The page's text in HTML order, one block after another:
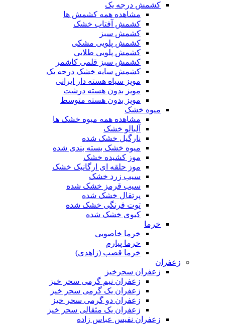
کشمش درجه یک
مشاهده همه کشمش ها
کشمش آفتاب خشک
کشمش سبز
کشمش پلویی مشکی
کشمش پلویی طلایی
کشمش سبز قلمی کاشمر
کشمش سایه خشک درجه یک
مویز سیاه هسته دار ایرانی
مویز بدون هسته درشت
مویز بدون هسته متوسط
میوه خشک
مشاهده همه میوه خشک ها
آلبالو خشک
نارگیل خشک شده
میوه خشک بسته بندی شده
موز کشیده خشک
موز حلقه ای ارگانیک خشک
سیب زرد خشک
سیب قرمز خشک شده
پرتقال خشک شده
توت فرنگی خشک شده
کیوی خشک شده
خرما
خرما خاصویی
خرما پیارم
خرما قصب (زاهدی)
زعفران
زعفران سحرخیز
زعفران نیم گرمی سحر خیز
زعفران یک گرمی سحر خیز
زعفران دو گرمی سحر خیز
زعفران یک مثقالی سحر خیز
زعفران نفیس عباس زاده